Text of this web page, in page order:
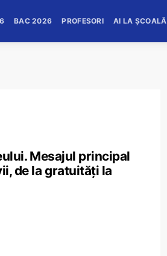
BAC 2026 PROFESORI AI LA ȘCOALĂ
Mesajul principal
de la gratuități la